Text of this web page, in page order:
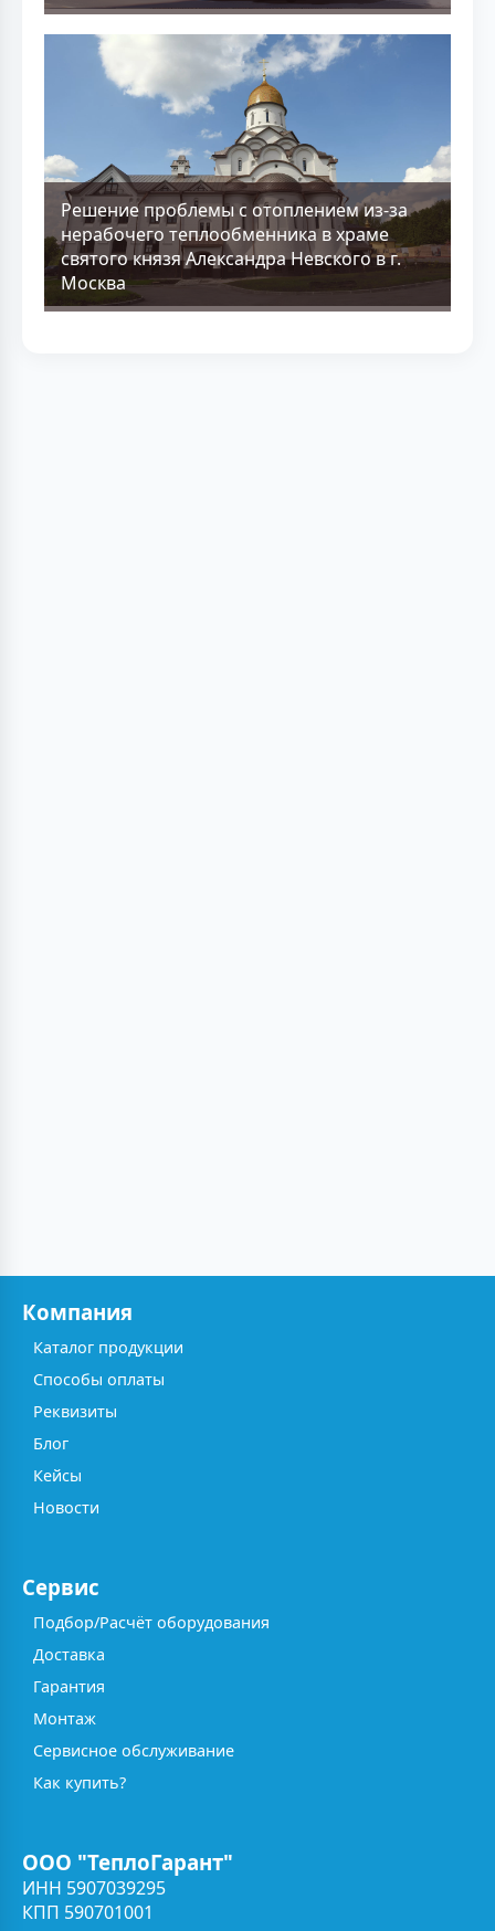
Решение проблемы с отоплением из-за
нерабочего теплообменника в храме
святого князя Александра Невского в г.
Москва
Компания
Каталог продукции
Способы оплаты
Реквизиты
Блог
Кейсы
Новости
Сервис
Подбор/Расчёт оборудования
Доставка
Гарантия
Монтаж
Сервисное обслуживание
Как купить?
ООО "ТеплоГарант"
ИНН 5907039295
КПП 590701001